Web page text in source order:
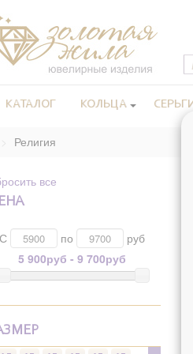
КАТАЛОГ КОЛЬЦА
Религия
все
С по
руб
5 900руб - 9 700руб